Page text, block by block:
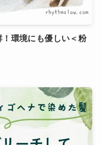
環境にも優しい＜粉